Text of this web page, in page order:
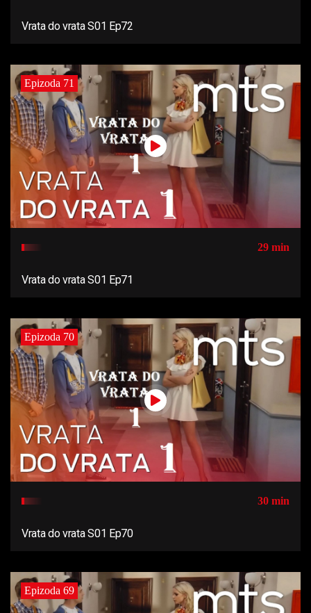
Vrata do vrata S01 Ep72
Epizoda 71
29 min
Vrata do vrata S01 Ep71
Epizoda 70
30 min
Vrata do vrata S01 Ep70
Epizoda 69